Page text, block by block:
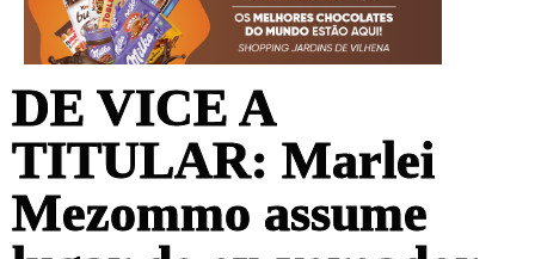
DE VICE A
TITULAR: Marlei
Mezommo assume